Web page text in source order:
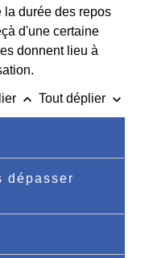
la durée des repos
d'une certaine
donnent lieu à
keyboard_arrow_up Tout déplier keyboard_arrow_down
dépasser